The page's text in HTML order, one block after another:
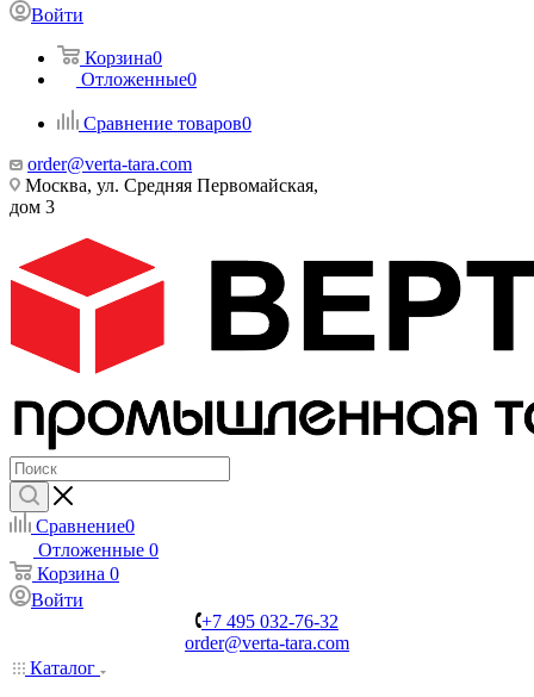
Войти
Корзина0
Отложенные0
Сравнение товаров0
order@verta-tara.com
Москва, ул. Средняя Первомайская,
дом 3
Сравнение0
Отложенные 0
Корзина 0
Войти
+7 495 032-76-32
order@verta-tara.com
Каталог